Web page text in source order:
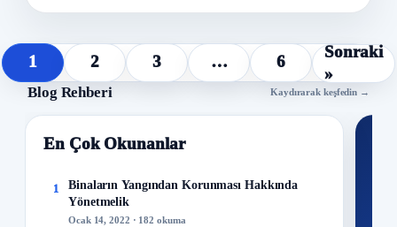
1 2 3 … 6
Sonraki
»
Blog Rehberi Kaydırarak keşfedin →
En Çok Okunanlar
1
Binaların Yangından Korunması Hakkında
Yönetmelik
Ocak 14, 2022 · 182 okuma